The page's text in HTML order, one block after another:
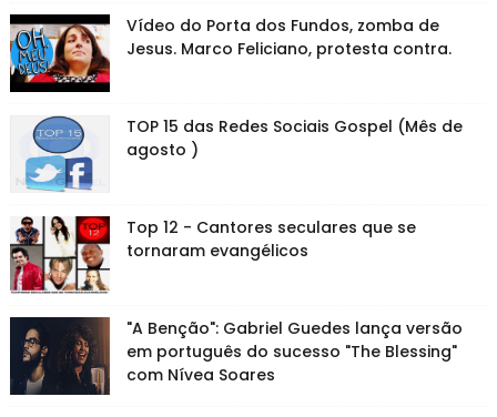
Vídeo do Porta dos Fundos, zomba de
Jesus. Marco Feliciano, protesta contra.
TOP 15 das Redes Sociais Gospel (Mês de
agosto )
Top 12 - Cantores seculares que se
tornaram evangélicos
"A Benção": Gabriel Guedes lança versão
em português do sucesso "The Blessing"
com Nívea Soares